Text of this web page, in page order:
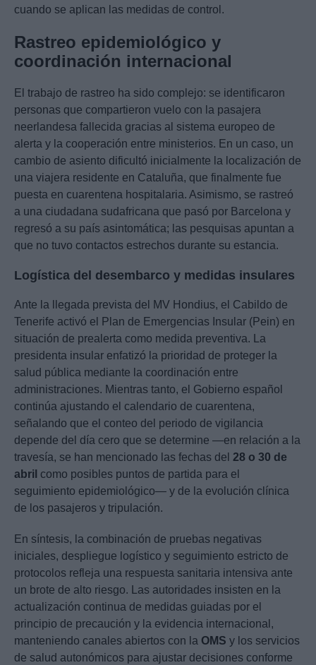
cuando se aplican las medidas de control.
Rastreo epidemiológico y
coordinación internacional
El trabajo de rastreo ha sido complejo: se identificaron
personas que compartieron vuelo con la pasajera
neerlandesa fallecida gracias al sistema europeo de
alerta y la cooperación entre ministerios. En un caso, un
cambio de asiento dificultó inicialmente la localización de
una viajera residente en Cataluña, que finalmente fue
puesta en cuarentena hospitalaria. Asimismo, se rastreó
a una ciudadana sudafricana que pasó por Barcelona y
regresó a su país asintomática; las pesquisas apuntan a
que no tuvo contactos estrechos durante su estancia.
Logística del desembarco y medidas insulares
Ante la llegada prevista del MV Hondius, el Cabildo de
Tenerife activó el Plan de Emergencias Insular (Pein) en
situación de prealerta como medida preventiva. La
presidenta insular enfatizó la prioridad de proteger la
salud pública mediante la coordinación entre
administraciones. Mientras tanto, el Gobierno español
continúa ajustando el calendario de cuarentena,
señalando que el conteo del periodo de vigilancia
depende del día cero que se determine —en relación a la
travesía, se han mencionado las fechas del 28 o 30 de
abril como posibles puntos de partida para el
seguimiento epidemiológico— y de la evolución clínica
de los pasajeros y tripulación.
En síntesis, la combinación de pruebas negativas
iniciales, despliegue logístico y seguimiento estricto de
protocolos refleja una respuesta sanitaria intensiva ante
un brote de alto riesgo. Las autoridades insisten en la
actualización continua de medidas guiadas por el
principio de precaución y la evidencia internacional,
manteniendo canales abiertos con la OMS y los servicios
de salud autonómicos para ajustar decisiones conforme